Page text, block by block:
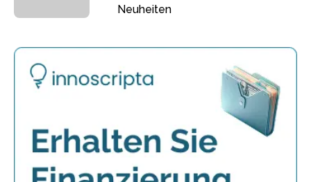
Neuheiten